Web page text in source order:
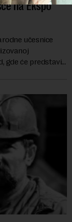
na Ekspo
učesnice
gde će predstaviti